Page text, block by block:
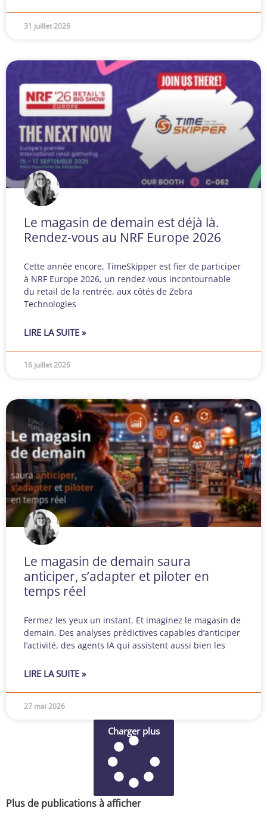
31 juillet 2026
Le magasin de demain est déjà là.
Rendez-vous au NRF Europe 2026
Cette année encore, TimeSkipper est fier de participer
à NRF Europe 2026, un rendez-vous incontournable
du retail de la rentrée, aux côtés de Zebra
Technologies
LIRE LA SUITE »
16 juillet 2026
Le magasin de demain saura
anticiper, s’adapter et piloter en
temps réel
Fermez les yeux un instant. Et imaginez le magasin de
demain. Des analyses prédictives capables d’anticiper
l’activité, des agents IA qui assistent aussi bien les
LIRE LA SUITE »
27 mai 2026
Charger plus
Plus de publications à afficher